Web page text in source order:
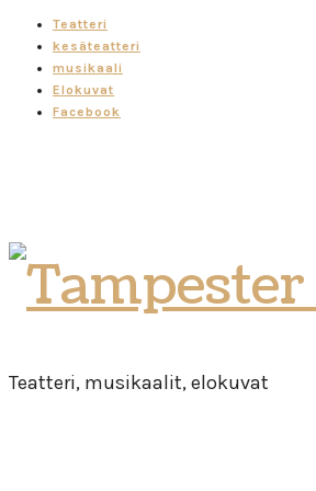
Teatteri
kesäteatteri
musikaali
Elokuvat
Facebook
Tampester
Teatro
Teatteri, musikaalit, elokuvat